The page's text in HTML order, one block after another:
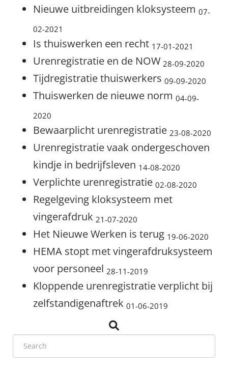
Nieuwe uitbreidingen kloksysteem 07-
02-2021
Is thuiswerken een recht 17-01-2021
Urenregistratie en de NOW 28-09-2020
Tijdregistratie thuiswerkers 09-09-2020
Thuiswerken de nieuwe norm 04-09-
2020
Bewaarplicht urenregistratie 23-08-2020
Urenregistratie vaak ondergeschoven
kindje in bedrijfsleven 14-08-2020
Verplichte urenregistratie 02-08-2020
Regelgeving kloksysteem met
vingerafdruk 21-07-2020
Het Nieuwe Werken is terug 19-06-2020
HEMA stopt met vingerafdruksysteem
voor personeel 28-11-2019
Kloppende urenregistratie verplicht bij
zelfstandigenaftrek 01-06-2019